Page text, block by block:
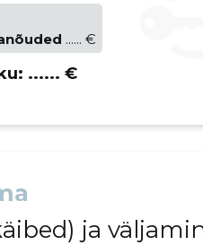
...... €
...... €
ja